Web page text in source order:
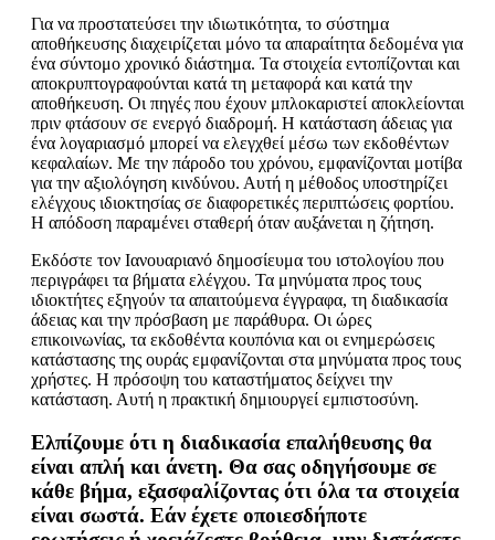
Για να προστατεύσει την ιδιωτικότητα, το σύστημα
αποθήκευσης διαχειρίζεται μόνο τα απαραίτητα δεδομένα για
ένα σύντομο χρονικό διάστημα. Τα στοιχεία εντοπίζονται και
αποκρυπτογραφούνται κατά τη μεταφορά και κατά την
αποθήκευση. Οι πηγές που έχουν μπλοκαριστεί αποκλείονται
πριν φτάσουν σε ενεργό διαδρομή. Η κατάσταση άδειας για
ένα λογαριασμό μπορεί να ελεγχθεί μέσω των εκδοθέντων
κεφαλαίων. Με την πάροδο του χρόνου, εμφανίζονται μοτίβα
για την αξιολόγηση κινδύνου. Αυτή η μέθοδος υποστηρίζει
ελέγχους ιδιοκτησίας σε διαφορετικές περιπτώσεις φορτίου.
Η απόδοση παραμένει σταθερή όταν αυξάνεται η ζήτηση.
Εκδόστε τον Ιανουαριανό δημοσίευμα του ιστολογίου που
περιγράφει τα βήματα ελέγχου. Τα μηνύματα προς τους
ιδιοκτήτες εξηγούν τα απαιτούμενα έγγραφα, τη διαδικασία
άδειας και την πρόσβαση με παράθυρα. Οι ώρες
επικοινωνίας, τα εκδοθέντα κουπόνια και οι ενημερώσεις
κατάστασης της ουράς εμφανίζονται στα μηνύματα προς τους
χρήστες. Η πρόσοψη του καταστήματος δείχνει την
κατάσταση. Αυτή η πρακτική δημιουργεί εμπιστοσύνη.
Ελπίζουμε ότι η διαδικασία επαλήθευσης θα
είναι απλή και άνετη. Θα σας οδηγήσουμε σε
κάθε βήμα, εξασφαλίζοντας ότι όλα τα στοιχεία
είναι σωστά. Εάν έχετε οποιεσδήποτε